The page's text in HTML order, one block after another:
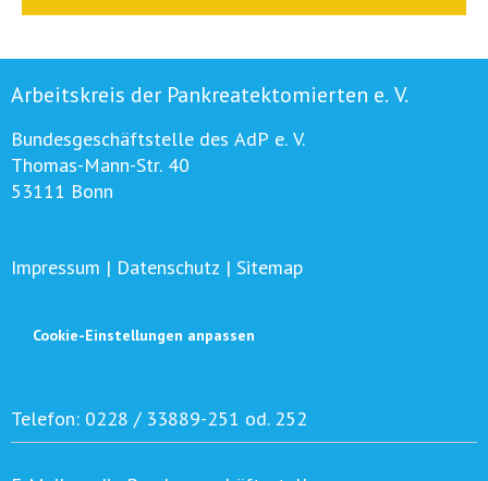
Arbeitskreis der Pankreatektomierten e. V.
Bundesgeschäftstelle des AdP e. V.
Thomas-Mann-Str. 40
53111 Bonn
Impressum | Datenschutz | Sitemap
Cookie-Einstellungen anpassen
Telefon: 0228 / 33889-251 od. 252